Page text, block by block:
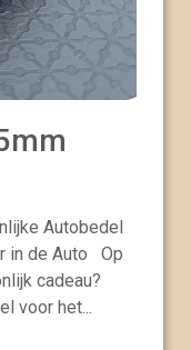
Autobedel
in de Auto Op
cadeau?
voor het...